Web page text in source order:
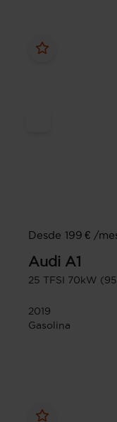
Desde 199 € /
Audi A1
25 TFSI 70kW
2019
Gasolina